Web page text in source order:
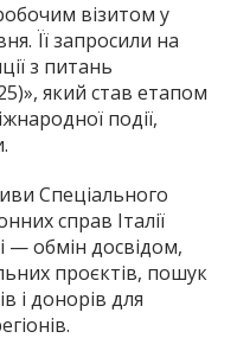
візитом у
Її запросили на
з питань
який став етапом
події,
Спеціального
справ Італії
— обмін досвідом,
проєктів, пошук
і донорів для